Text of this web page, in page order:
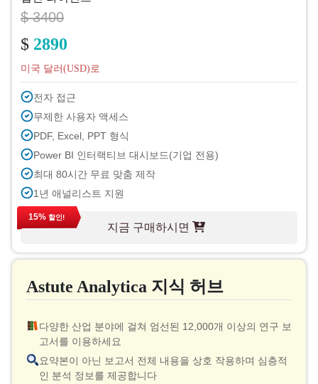
$ 3400
$ 2890
미국 달러(USD)로
전자 접근
무제한 사용자 액세스
PDF, Excel, PPT 형식
Power BI 인터랙티브 대시보드(기업 전용)
최대 80시간 무료 맞춤 제작
1년 애널리스트 지원
다음 주기 무료 보고서 업데이트 예정
무료 업계 소식 업데이트 (180일 이내)
구매 후 최대 40% 할인
지금 구매하시면
15% 할인!
Astute Analytica 지식 허브
다양한 산업 분야에 걸쳐 엄선된 12,000개 이상의 연구 보
고서를 이용하세요
요약본이 아닌 보고서 전체 내용을 상호 작용하며 심층적
인 분석 정보를 제공합니다